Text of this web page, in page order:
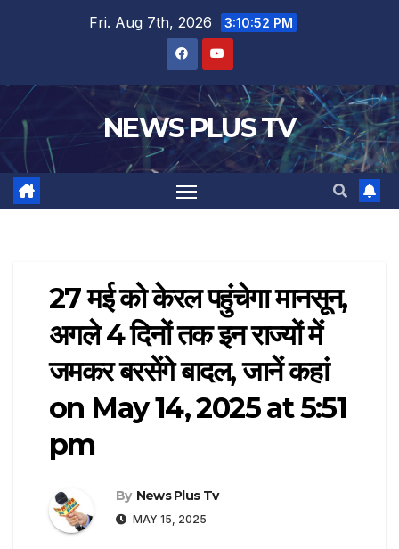
Fri. Aug 7th, 2026 3:10:52 PM
NEWS PLUS TV
27 मई को केरल पहुंचेगा मानसून,
अगले 4 दिनों तक इन राज्यों में
जमकर बरसेंगे बादल, जानें कहां​
on May 14, 2025 at 5:51
pm
By News Plus Tv
MAY 15, 2025